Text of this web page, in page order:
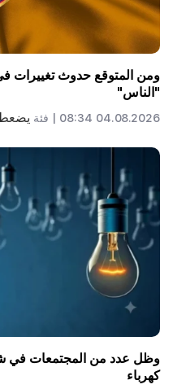
ومن المتوقع حدوث تغييرات
"الناس"
04.08.2026 08:34 | فئة
وظل عدد من المجتمعات في
كهرباء